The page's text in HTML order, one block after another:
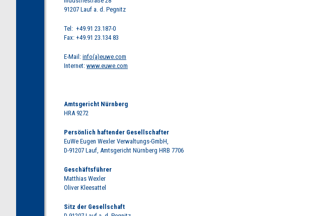
91207 Lauf a. d. Pegnitz
Tel: +49.91 23.187-0
Fax: +49.91 23.134 83
E-Mail: info(a)euwe.com
Internet: www.euwe.com
Amtsgericht Nürnberg
HRA 9272
Persönlich haftender Gesellschafter
EuWe Eugen Wexler Verwaltungs-GmbH,
D-91207 Lauf, Amtsgericht Nürnberg HRB 7706
Geschäftsführer
Matthias Wexler
Oliver Kleesattel
Sitz der Gesellschaft